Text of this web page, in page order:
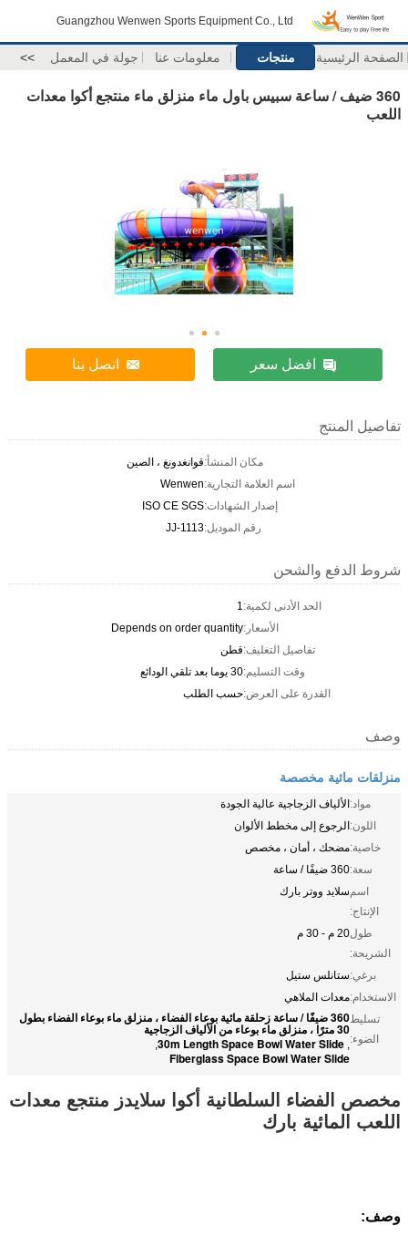
Guangzhou Wenwen Sports Equipment Co., Ltd
الصفحة الرئيسية منتجات معلومات عنا جولة في المعمل >>
360 ضيف / ساعة سبيس باول ماء منزلق ماء منتجع أكوا معدات
اللعب
افضل سعر اتصل بنا
تفاصيل المنتج
مكان المنشأ:قوانغدونغ ، الصين
اسم العلامة التجارية:Wenwen
إصدار الشهادات:ISO CE SGS
رقم الموديل:JJ-1113
شروط الدفع والشحن
الحد الأدنى لكمية:1
الأسعار:Depends on order quantity
تفاصيل التغليف:قطن
وقت التسليم:30 يوما بعد تلقي الودائع
القدرة على العرض:حسب الطلب
وصف
منزلقات مائية مخصصة
مواد:الألياف الزجاجية عالية الجودة
اللون:الرجوع إلى مخطط الألوان
خاصية:مضحك ، أمان ، مخصص
سعة:360 ضيفًا / ساعة
اسم
الإنتاج:
سلايد ووتر بارك
طول
الشريحة:
20 م - 30 م
برغي:ستانلس ستيل
الاستخدام:معدات الملاهي
تسليط
الضوء:
360 ضيفًا / ساعة زحلقة مائية بوعاء الفضاء ، منزلق ماء بوعاء الفضاء بطول
30 مترًا ، منزلق ماء بوعاء من الألياف الزجاجية
,
30m Length Space Bowl Water Slide
,
Fiberglass Space Bowl Water Slide
مخصص الفضاء السلطانية أكوا سلايدز منتجع معدات
اللعب المائية بارك
وصف: